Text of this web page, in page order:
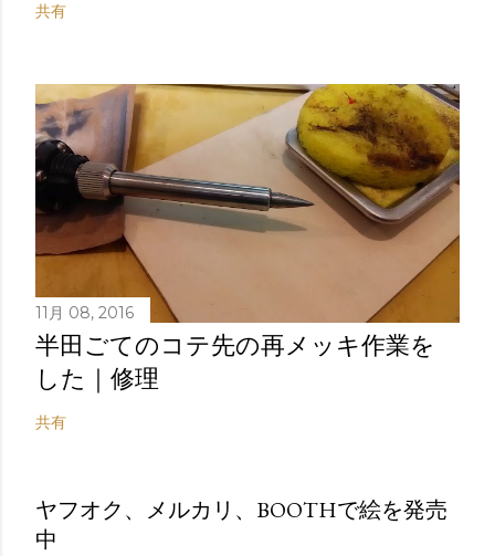
共有
11月 08, 2016
半田ごてのコテ先の再メッキ作業を
した｜修理
共有
ヤフオク、メルカリ、BOOTHで絵を発売
中